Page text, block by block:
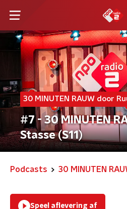
30 MINUTEN RAUW door
#7 - 30 MINUTEN
Stasse (S11)
Podcasts 30 MINUTEN
Speel aflevering af